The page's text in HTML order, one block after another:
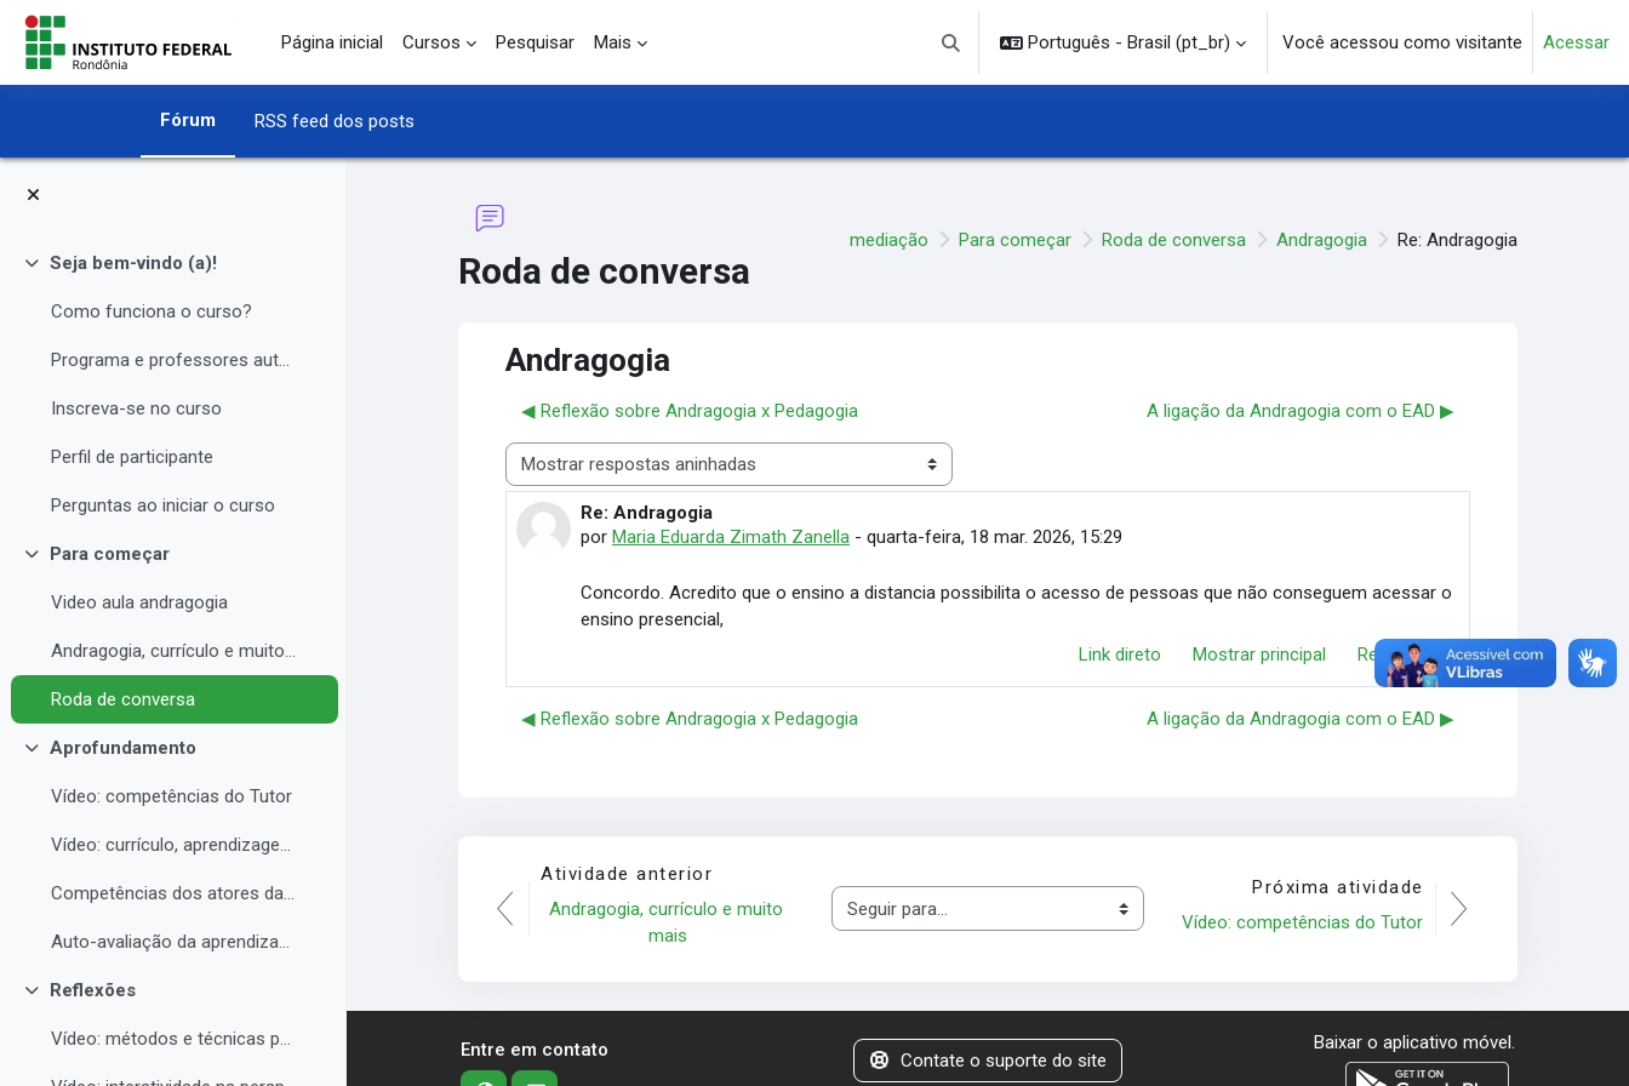
Ir para o conteúdo principal
Página inicial
Cursos Pesquisar Mais
Alternar entrada de pesquisa
Português - Brasil ‎(pt_br)‎ Você acessou como visitante Acessar
Fórum RSS feed dos posts
Contrair
Seja bem-vindo (a)!
Como funciona o curso?
Programa e professores autores
Inscreva-se no curso
Perfil de participante
Perguntas ao iniciar o curso
Contrair
Para começar
Video aula andragogia
Andragogia, currículo e muito mais
Roda de conversa
Contrair
Aprofundamento
Vídeo: competências do Tutor
Vídeo: currículo, aprendizagem e docência para EAD
Competências dos atores da educação a distância professor, tutor e aluno
Auto-avaliação da aprendizagem
Contrair
Reflexões
Vídeo: métodos e técnicas para EAD
Roda de conversa
mediação Para começar Roda de conversa Andragogia Re: Andragogia
Andragogia
◀︎ Reflexão sobre Andragogia x Pedagogia A ligação da Andragogia com o EAD ▶︎
Modo de visualização
Re: Andragogia
porMaria Eduarda Zimath Zanella -quarta-feira, 18 mar. 2026, 15:29
Número de respostas: 0
Concordo. Acredito que o ensino a distancia possibilita o acesso de pessoas que não conseguem acessar o
ensino presencial,
Link direto
Mostrar principal Responder
◀︎ Reflexão sobre Andragogia x Pedagogia A ligação da Andragogia com o EAD ▶︎
Atividade anterior
Andragogia, currículo e muito
mais
Seguir para...
Próxima atividade
Vídeo: competências do Tutor
Entre em contato Contate o suporte do site
Baixar o aplicativo móvel.